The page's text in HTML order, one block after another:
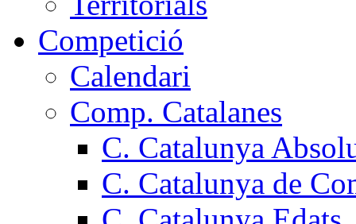
Competició
Calendari
Comp. Catalanes
C. Catalunya
C. Catalunya de